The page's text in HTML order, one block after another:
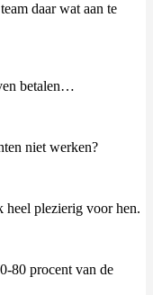
daar wat aan te
betalen…
niet werken?
heel plezierig voor hen.
80 procent van de